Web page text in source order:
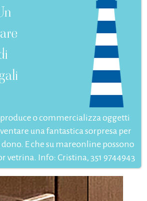
o commercializza oggetti
una fantastica sorpresa per
E che su mareonline possono
vetrina. Info: Cristina, 351 9744943